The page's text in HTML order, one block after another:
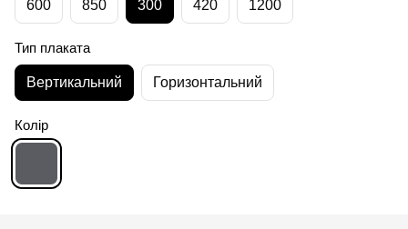
600 850 300 420 1200
Тип плаката
Вертикальний Горизонтальний
Колір